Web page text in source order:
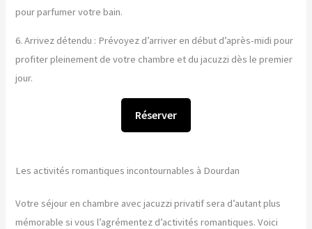
pour parfumer votre bain.
6. Arrivez détendu : Prévoyez d’arriver en début d’après-midi pour
profiter pleinement de votre chambre et du jacuzzi dès le premier
jour.
Réserver
Les activités romantiques incontournables à Dourdan
Votre séjour en chambre avec jacuzzi privatif sera d’autant plus
mémorable si vous l’agrémentez d’activités romantiques. Voici